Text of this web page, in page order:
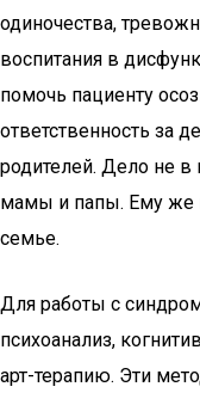
одиночества,
воспитания в
помочь пациенту
ответственность за
родителей. Дело не в
мамы и папы. Ему же
семье.
Для работы с
психоанализ,
арт-терапию. Эти